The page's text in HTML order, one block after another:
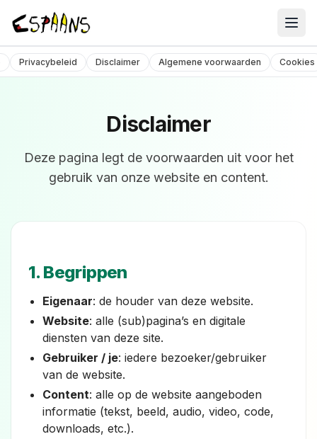
Cursusaanbod
Privacybeleid Disclaimer Algemene voorwaarden Cookies
Disclaimer
Deze pagina legt de voorwaarden uit voor het
gebruik van onze website en content.
1. Begrippen
Eigenaar: de houder van deze website.
Website: alle (sub)pagina’s en digitale
diensten van deze site.
Gebruiker / je: iedere bezoeker/gebruiker
van de website.
Content: alle op de website aangeboden
informatie (tekst, beeld, audio, video, code,
downloads, etc.).